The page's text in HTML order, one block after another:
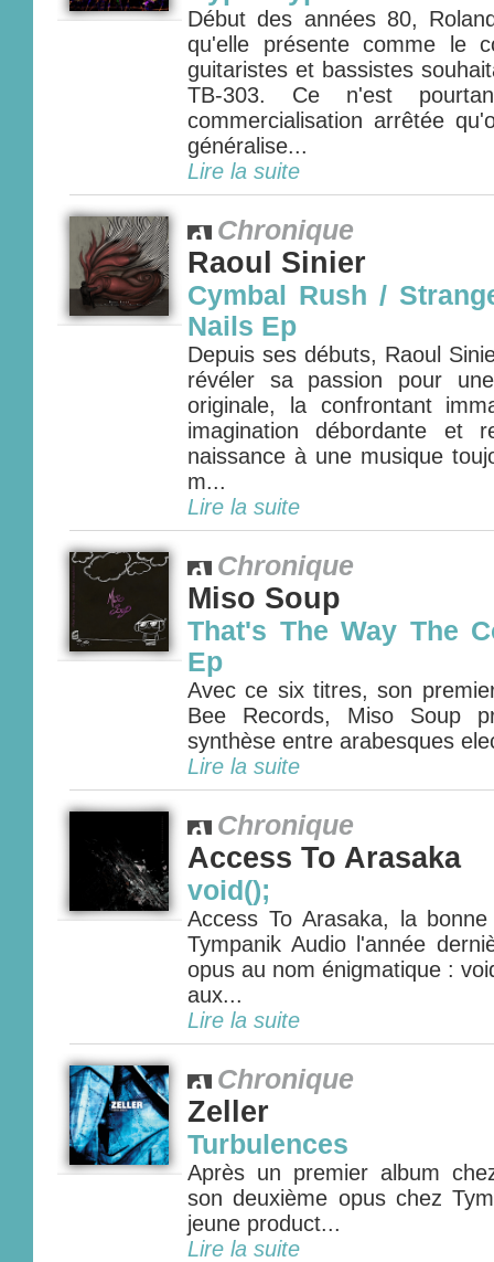
Début des années 80,
qu'elle présente comme le
guitaristes et bassistes
TB-303. Ce n'est
commercialisation arrêtée
généralise...
Lire la suite
Chronique
Raoul Sinier
Cymbal Rush /
Nails Ep
Depuis ses débuts, Raoul
révéler sa passion pour
originale, la confrontant
imagination débordante et
naissance à une musique
m...
Lire la suite
Chronique
Miso Soup
That's The Way The
Ep
Avec ce six titres, son
Bee Records, Miso Soup
synthèse entre arabesques
Lire la suite
Chronique
Access To Arasaka
void();
Access To Arasaka, la
Tympanik Audio l'année
opus au nom énigmatique :
aux...
Lire la suite
Chronique
Zeller
Turbulences
Après un premier album
son deuxième opus chez
jeune product...
Lire la suite